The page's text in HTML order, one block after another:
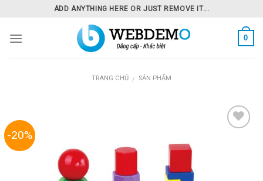
content
ADD ANYTHING HERE OR JUST REMOVE IT...
0
TRANG CHỦ / SẢN PHẨM
-20%